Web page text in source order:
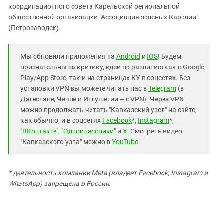
координационного совета Карельской региональной
общественной организации "Ассоциация зеленых Карелии"
(Петрозаводск).
Мы обновили приложения на Android и IOS! Будем
признательны за критику, идеи по развитию как в Google
Play/App Store, так и на страницах КУ в соцсетях. Без
установки VPN вы можете читать нас вTelegram (в
Дагестане, Чечне и Ингушетии – с VPN). Через VPN
можно продолжать читать "Кавказский узел" на сайте,
как обычно, и в соцсетях Facebook*, Instagram*,
"ВКонтакте", "Одноклассники" и X. Смотреть видео
"Кавказского узла" можно вYouTube.
* деятельность компании Meta (владеет Facebook, Instagram и
WhatsApp) запрещена в России.